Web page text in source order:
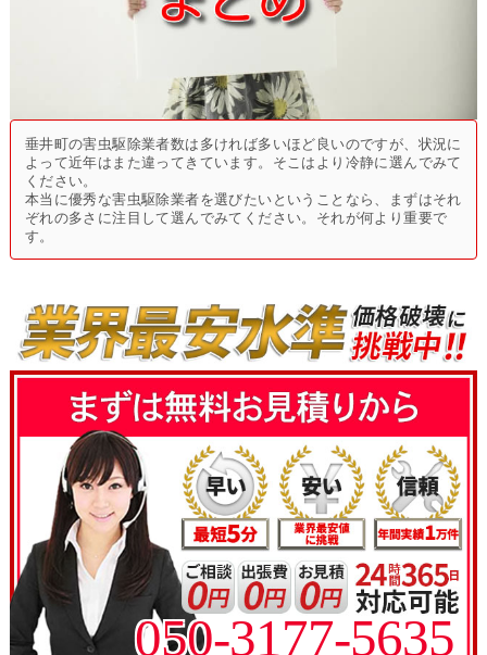
垂井町の害虫駆除業者数は多ければ多いほど良いのですが、状況に
よって近年はまた違ってきています。そこはより冷静に選んでみて
ください。
本当に優秀な害虫駆除業者を選びたいということなら、まずはそれ
ぞれの多さに注目して選んでみてください。それが何より重要で
す。
050-3177-5635